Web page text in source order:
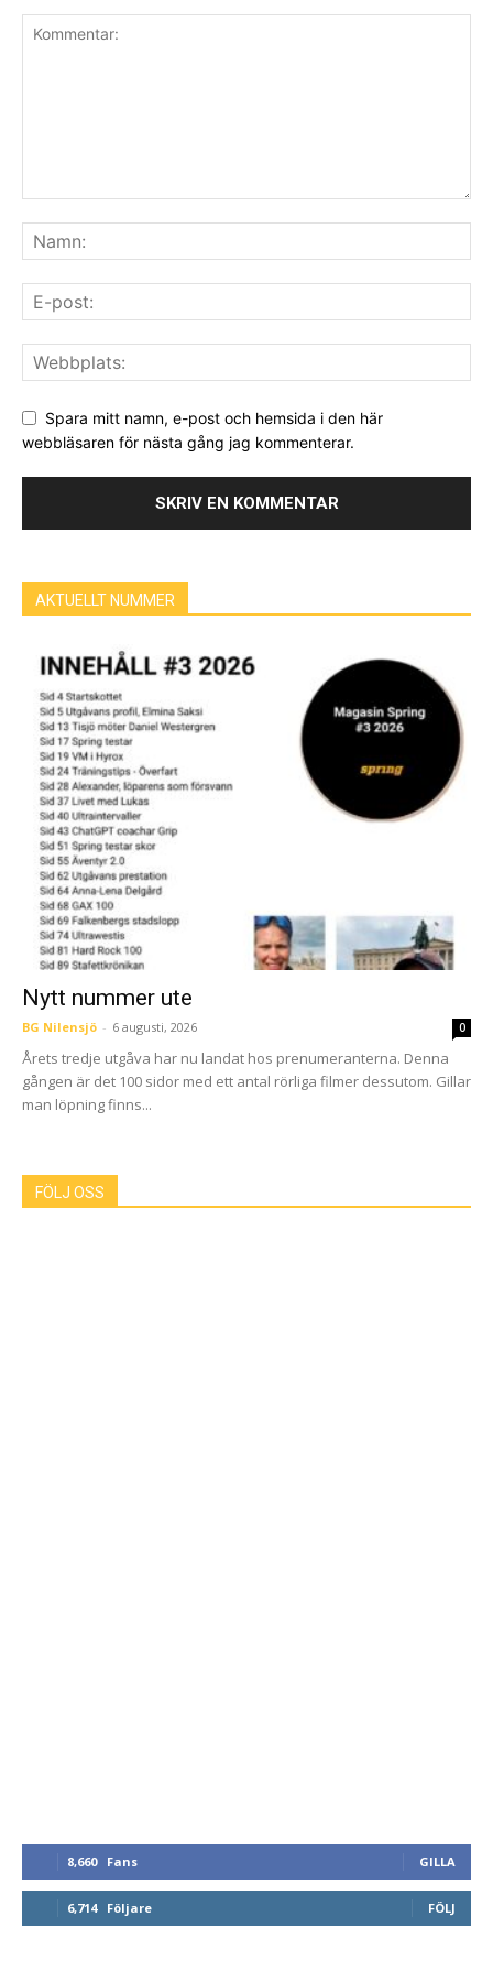
Spara mitt namn, e-post och hemsida i den här
webbläsaren för nästa gång jag kommenterar.
AKTUELLT NUMMER
Nytt nummer ute
BG Nilensjö - 6 augusti, 2026 0
Årets tredje utgåva har nu landat hos prenumeranterna. Denna
gången är det 100 sidor med ett antal rörliga filmer dessutom. Gillar
man löpning finns...
FÖLJ OSS
8,660 Fans GILLA
6,714 Följare FÖLJ